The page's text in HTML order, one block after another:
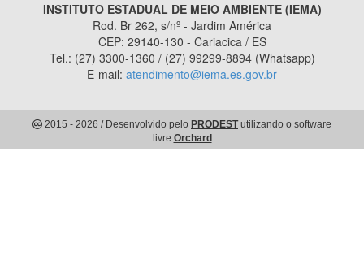
INSTITUTO ESTADUAL DE MEIO AMBIENTE (IEMA)
Rod. Br 262, s/nº - Jardim América
CEP: 29140-130 - Cariacica / ES
Tel.: (27) 3300-1360 / (27) 99299-8894 (Whatsapp)
E-mail: atendimento@iema.es.gov.br
2015 - 2026 / Desenvolvido pelo PRODESTutilizando o software
livre Orchard